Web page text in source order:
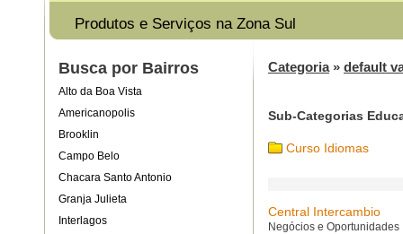
Produtos e Serviços na Zona Sul
Busca por Bairros
Alto da Boa Vista
Americanopolis
Brooklin
Campo Belo
Chacara Santo Antonio
Granja Julieta
Interlagos
Categoria» default
Sub-Categorias
Curso Idiomas
Central Intercambio
Negócios e Oportunidades